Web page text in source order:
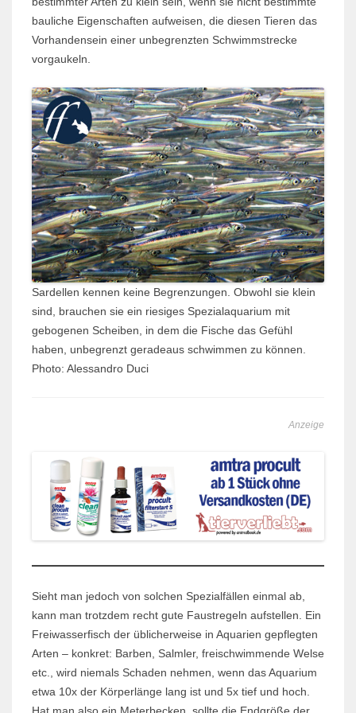
bauliche Eigenschaften aufweisen, die diesen Tieren das
Vorhandensein einer unbegrenzten Schwimmstrecke
vorgaukeln.
Sardellen kennen keine Begrenzungen. Obwohl sie klein
sind, brauchen sie ein riesiges Spezialaquarium mit
gebogenen Scheiben, in dem die Fische das Gefühl
haben, unbegrenzt geradeaus schwimmen zu können.
Photo: Alessandro Duci
Anzeige
Sieht man jedoch von solchen Spezialfällen einmal ab,
kann man trotzdem recht gute Faustregeln aufstellen. Ein
Freiwasserfisch der üblicherweise in Aquarien gepflegten
Arten – konkret: Barben, Salmler, freischwimmende Welse
etc., wird niemals Schaden nehmen, wenn das Aquarium
etwa 10x der Körperlänge lang ist und 5x tief und hoch.
Hat man also ein Meterbecken, sollte die Endgröße der